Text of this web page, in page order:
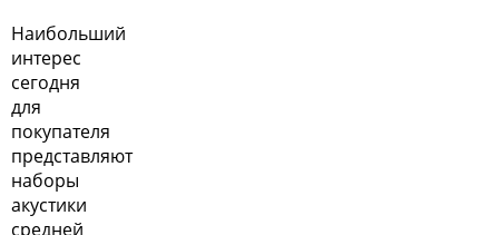
Наибольший
интерес
сегодня
для
покупателя
представляют
наборы
акустики
средней